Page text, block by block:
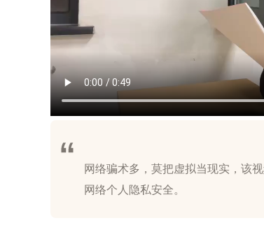
网络骗术多，莫把虚拟当现实，该